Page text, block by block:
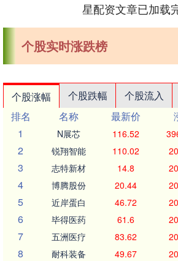
星配资文章已加载
个股实时涨跌榜
个股涨幅 个股跌幅 个股流入
排名
名称 最新价
1
N展芯 116.52
2 锐翔智能 110.02
3 志特新材 14.8
4 博腾股份 20.44
5 近岸蛋白 46.72
6 毕得医药 61.6
7 五洲医疗 83.62
8 耐科装备 49.67